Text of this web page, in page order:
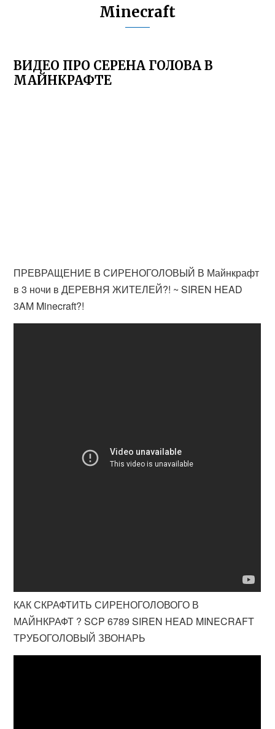
Minecraft
ВИДЕО ПРО СЕРЕНА ГОЛОВА В
МАЙНКРАФТЕ
ПРЕВРАЩЕНИЕ В СИРЕНОГОЛОВЫЙ В Майнкрафт
в 3 ночи в ДЕРЕВНЯ ЖИТЕЛЕЙ?! ~ SIREN HEAD
3AM Minecraft?!
КАК СКРАФТИТЬ СИРЕНОГОЛОВОГО В
МАЙНКРАФТ ? SCP 6789 SIREN HEAD MINECRAFT
ТРУБОГОЛОВЫЙ ЗВОНАРЬ